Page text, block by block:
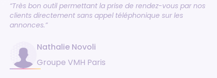
“Très bon outil permettant la prise de rendez-vous par nos
clients directement sans appel téléphonique sur les
annonces.”
Nathalie Novoli
Groupe VMH Paris